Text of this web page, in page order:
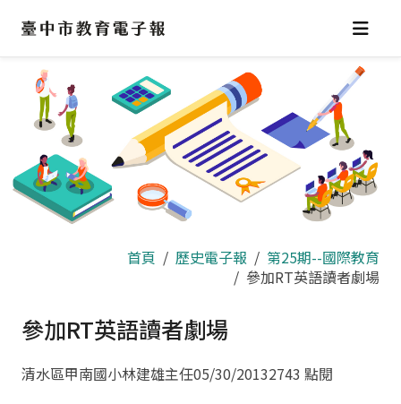
區
首頁 歷史電子報
第25期--國際教育
參加RT英語讀者劇場
參加RT英語讀者劇場
清水區甲南國小林建雄主任05/30/20132743 點閱